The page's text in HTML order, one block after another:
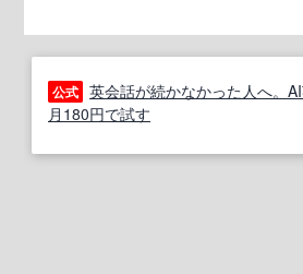
公式 英会話が続かなかった人へ。
月180円で試す